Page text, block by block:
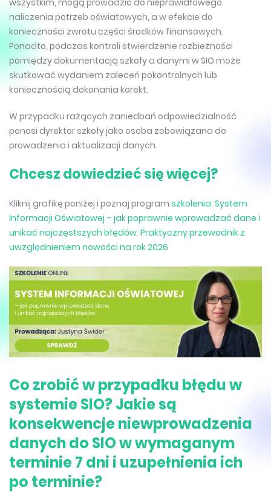
naliczenia potrzeb oświatowych, a w efekcie do
konieczności zwrotu części środków finansowych.
Ponadto, podczas kontroli stwierdzenie rozbieżności
pomiędzy dokumentacją szkoły a danymi w SIO może
skutkować wydaniem zaleceń pokontrolnych lub
koniecznością dokonania korekt.
W przypadku rażących zaniedbań odpowiedzialność
ponosi dyrektor szkoły jako osoba zobowiązana do
prowadzenia i aktualizacji danych.
Chcesz dowiedzieć się więcej?
Kliknij grafikę poniżej i poznaj program szkolenia: System
Informacji Oświatowej – jak poprawnie wprowadzać dane i
unikać najczęstszych błędów. Praktyczny przewodnik z
uwzględnieniem nowości na rok 2026
Co zrobić w przypadku błędu w
systemie SIO? Jakie są
konsekwencje niewprowadzenia
danych do SIO w wymaganym
terminie 7 dni i uzupełnienia ich
po terminie?